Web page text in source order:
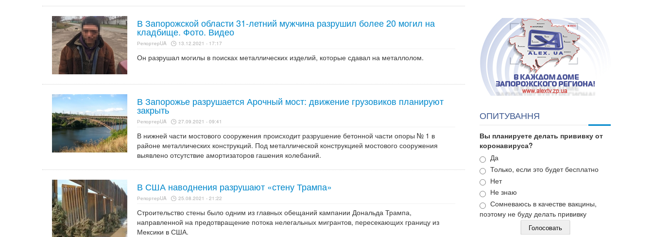
В Запорожской области 31-летний мужчина разрушил более 20 могил на
кладбище. Фото. Видео
РепортерUA 13.12.2021 - 17:17
Он разрушал могилы в поисках металлических изделий, которые сдавал на металлолом.
В Запорожье разрушается Арочный мост: движение грузовиков планируют
закрыть
РепортерUA 27.09.2021 - 09:41
В нижней части мостового сооружения происходит разрушение бетонной части опоры № 1 в
районе металлических конструкций. Под металлической конструкцией мостового сооружения
выявлено отсутствие амортизаторов гашения колебаний.
В США наводнения разрушают «стену Трампа»
РепортерUA 25.08.2021 - 21:22
Строительство стены было одним из главных обещаний кампании Дональда Трампа,
направленной на предотвращение потока нелегальных мигрантов, пересекающих границу из
Мексики в США.
ОПИТУВАННЯ
Вы планируете делать прививку от
коронавируса?
Варианты
Да
Только, если это будет бесплатно
Нет
Не знаю
Сомневаюсь в качестве вакцины,
поэтому не буду делать прививку